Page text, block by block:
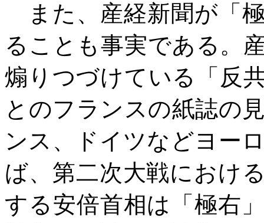
また、産経新聞が「
ることも事実である。
煽りつづけている「反
とのフランスの紙誌の
ンス、ドイツなどヨー
ば、第二次大戦におけ
する安倍首相は「極右